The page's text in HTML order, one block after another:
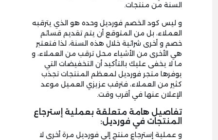
السنة من منتجات.
و ليس كود الخصم فورديل وحده هو الذي يترقبه
العملاء، بل من المتوقع أن يتم تقديم قسائم
خصم و أخرى شرائية خلال هذه السنة، لذا فتعتبر
هي الأخرى من الأشياء محل ترقب من العملاء، و
ما لا يخفى عليك بالتأكيد أن التخفيضات التي
يوفرها متجر فورديل لمعظم المنتجات تجذب
كثير من العملاء، فترقب عزيزي العميل موعد
الإعلان عنها في أقرب وقت.
تفاصيل هامة متعلقة بعملية إسترجاع
المنتجات في فورديل:
و عملية إسترجاع منتج إلي فورديل مرة أخرى لا